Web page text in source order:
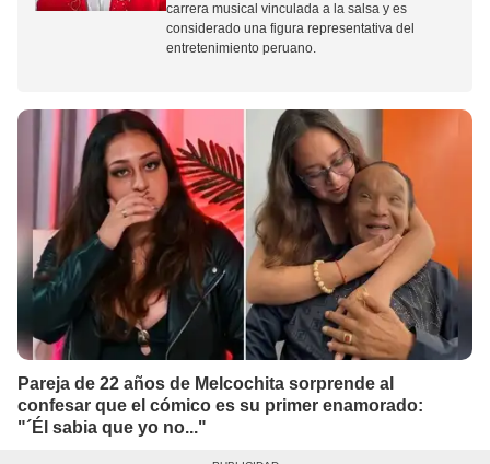
carrera musical vinculada a la salsa y es
considerado una figura representativa del
entretenimiento peruano.
Pareja de 22 años de Melcochita sorprende al
confesar que el cómico es su primer enamorado:
"´Él sabia que yo no..."